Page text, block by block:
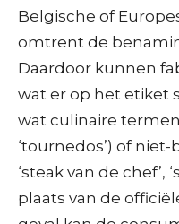
Belgische of
omtrent de
Daardoor kunnen
wat er op het etiket
wat culinaire termen
‘tournedos’) of
‘steak van de chef’,
plaats van de